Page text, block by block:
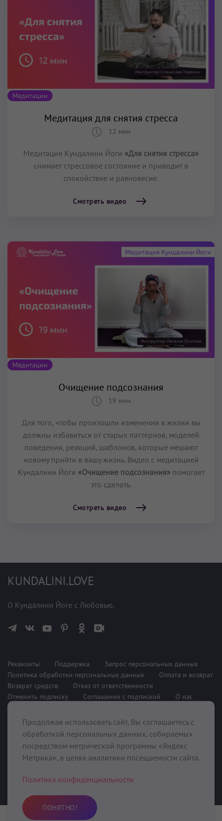
Медитации
Медитация для снятия стресса
12 мин
Медитация Кундалини Йоги «Для снятия стресса»
снимает стрессовое состояние и приводит в
спокойствие и равновесие.
Смотреть видео
Медитации
Очищение подсознания
19 мин
Для того, чтобы произошли изменения в жизни вы
должны избавиться от старых паттернов, моделей
поведения, реакций, шаблонов, которые мешают
новому прийти в вашу жизнь. Видео с медитацией
Кундалини Йоги «Очищение подсознания» помогает
это сделать.
Смотреть видео
KUNDALINI.LOVE
О Кундалини Йоге с Любовью.
Реквизиты Поддержка
Запрос персональных данных
Политика обработки персональных данных
Оплата и возврат
Возврат средств
Отказ от ответственности
Отменить подписку
Соглашение с подпиской О нас
При поддержке
Продолжая использовать сайт, Вы соглашаетесь с
обработкой персональных данных, собираемых
посредством метрической программы «Яндекс
Метрика», в целях аналитики посещаемости сайта.
Политика конфиденциальности
ПОНЯТНО!